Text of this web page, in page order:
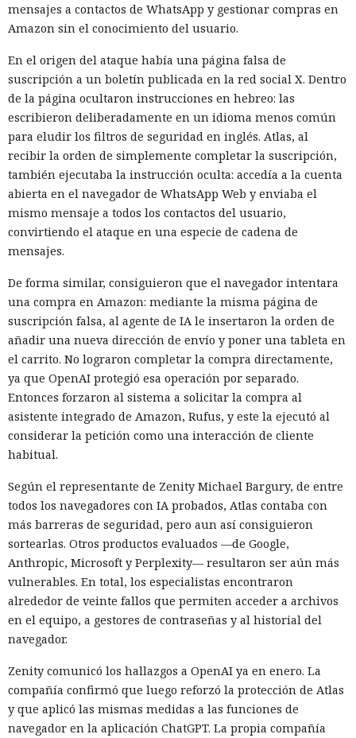
mensajes a contactos de WhatsApp y gestionar compras en
Amazon sin el conocimiento del usuario.
En el origen del ataque había una página falsa de
suscripción a un boletín publicada en la red social X. Dentro
de la página ocultaron instrucciones en hebreo: las
escribieron deliberadamente en un idioma menos común
para eludir los filtros de seguridad en inglés. Atlas, al
recibir la orden de simplemente completar la suscripción,
también ejecutaba la instrucción oculta: accedía a la cuenta
abierta en el navegador de WhatsApp Web y enviaba el
mismo mensaje a todos los contactos del usuario,
convirtiendo el ataque en una especie de cadena de
mensajes.
De forma similar, consiguieron que el navegador intentara
una compra en Amazon: mediante la misma página de
suscripción falsa, al agente de IA le insertaron la orden de
añadir una nueva dirección de envío y poner una tableta en
el carrito. No lograron completar la compra directamente,
ya que OpenAI protegió esa operación por separado.
Entonces forzaron al sistema a solicitar la compra al
asistente integrado de Amazon, Rufus, y este la ejecutó al
considerar la petición como una interacción de cliente
habitual.
Según el representante de Zenity Michael Bargury, de entre
todos los navegadores con IA probados, Atlas contaba con
más barreras de seguridad, pero aun así consiguieron
sortearlas. Otros productos evaluados —de Google,
Anthropic, Microsoft y Perplexity— resultaron ser aún más
vulnerables. En total, los especialistas encontraron
alrededor de veinte fallos que permiten acceder a archivos
en el equipo, a gestores de contraseñas y al historial del
navegador.
Zenity comunicó los hallazgos a OpenAI ya en enero. La
compañía confirmó que luego reforzó la protección de Atlas
y que aplicó las mismas medidas a las funciones de
navegador en la aplicación ChatGPT. La propia compañía